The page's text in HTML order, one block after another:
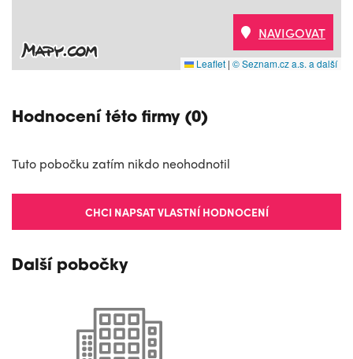
Leaflet | © Seznam.cz a.s. a další
NAVIGOVAT
Hodnocení této firmy (0)
Tuto pobočku zatím nikdo neohodnotil
CHCI NAPSAT VLASTNÍ HODNOCENÍ
Další pobočky